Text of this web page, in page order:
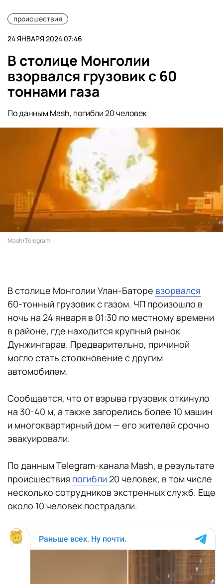
происшествия
24 ЯНВАРЯ 2024 07:46
В столице Монголии
взорвался грузовик с 60
тоннами газа
По данным Mash, погибли 20 человек
Mash/Telegram
В столице Монголии Улан-Баторе взорвался
60-тонный грузовик с газом. ЧП произошло в
ночь на 24 января в 01:30 по местному времени
в районе, где находится крупный рынок
Дунжингарав. Предварительно, причиной
могло стать столкновение с другим
автомобилем.
Сообщается, что от взрыва грузовик откинуло
на 30-40 м, а также загорелись более 10 машин
и многоквартирный дом — его жителей срочно
эвакуировали.
По данным Telegram-канала Mash, в результате
происшествия погибли 20 человек, в том числе
несколько сотрудников экстренных служб. Еще
около 10 человек пострадали.